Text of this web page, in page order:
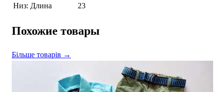
Низ: Длина
23
Похожие товары
Більше товарів →